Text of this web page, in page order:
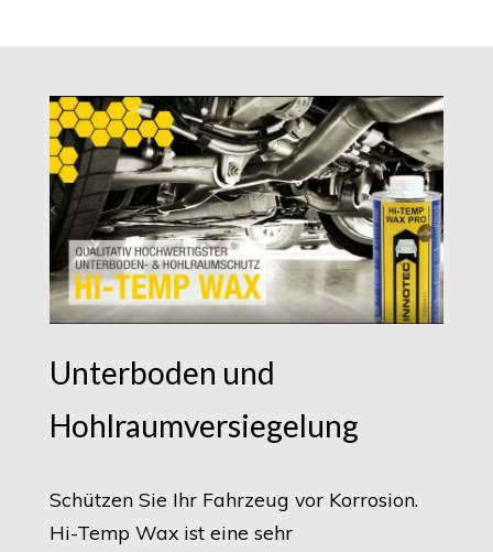
Unterboden und
Hohlraumversiegelung
Schützen Sie Ihr Fahrzeug vor Korrosion.
Hi-Temp Wax ist eine sehr